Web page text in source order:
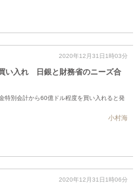
2020年12月31日1時03分
い入れ 日銀と財務省のニーズ合
特別会計から60億ドル程度を買い入れると発
小村海
2020年12月31日1時06分